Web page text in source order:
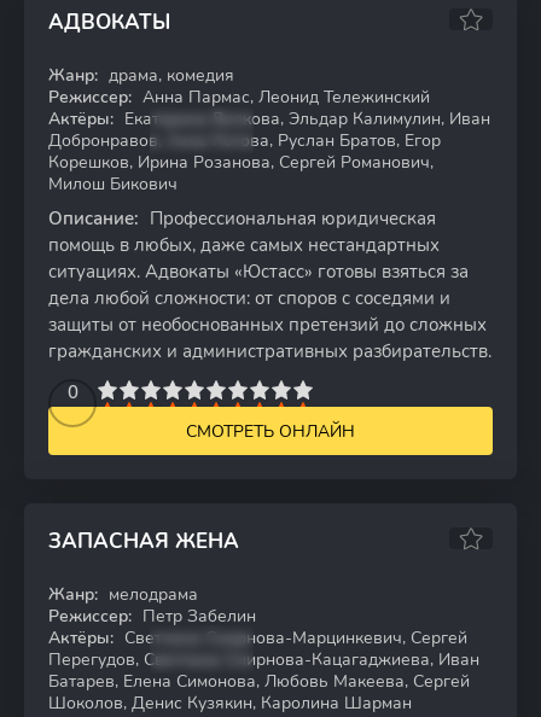
АДВОКАТЫ
WEB-DL
Жанр: драма, комедия
Режиссер: Анна Пармас, Леонид Тележинский
Актёры: Екатерина Вилкова, Эльдар Калимулин, Иван
Добронравов, Анна Котова, Руслан Братов, Егор
Корешков, Ирина Розанова, Сергей Романович,
Милош Бикович
Описание: Профессиональная юридическая
помощь в любых, даже самых нестандартных
ситуациях. Адвокаты «Юстасс» готовы взяться за
дела любой сложности: от споров с соседями и
защиты от необоснованных претензий до сложных
гражданских и административных разбирательств.
0
5 7 8 9 10
СМОТРЕТЬ ОНЛАЙН
ЗАПАСНАЯ ЖЕНА
WEB-DL
Жанр: мелодрама
Режиссер: Петр Забелин
Актёры: Светлана Смирнова-Марцинкевич, Сергей
Перегудов, Светлана Смирнова-Кацагаджиева, Иван
Батарев, Елена Симонова, Любовь Макеева, Сергей
Шоколов, Денис Кузякин, Каролина Шарман